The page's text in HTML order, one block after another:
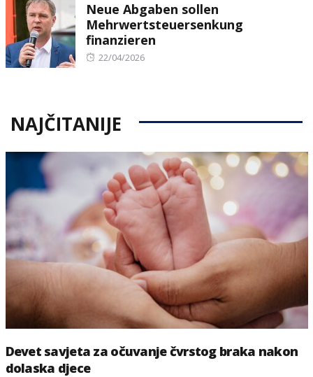
Neue Abgaben sollen
Mehrwertsteuersenkung
finanzieren
Posted
22/04/2026
NAJČITANIJE
Devet savjeta za očuvanje čvrstog braka nakon
dolaska djece